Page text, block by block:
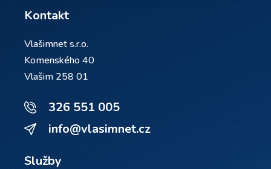
Kontakt
Vlašimnet s.r.o.
Komenského 40
Vlašim 258 01
326 551 005
info@vlasimnet.cz
Služby